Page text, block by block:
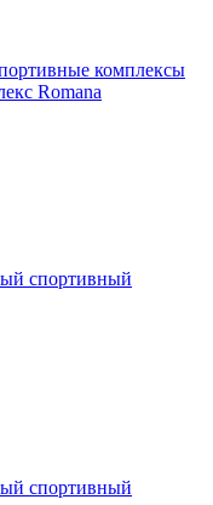
комплексы
Romana
спортивный
спортивный